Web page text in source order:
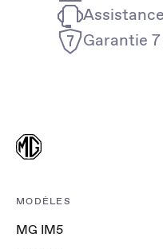
Garantie
MODÈLES
MG IM5